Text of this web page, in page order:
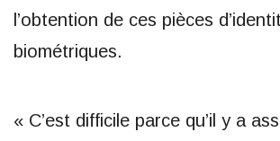
l’obtention de ces pièces
biométriques.
« C’est difficile parce qu’il y a